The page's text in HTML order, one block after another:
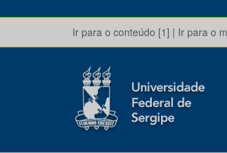
Ir para o conteúdo [1] | Ir para o